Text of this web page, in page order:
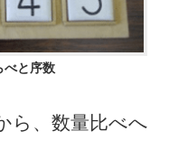
べと序数
ら、数量比べへ